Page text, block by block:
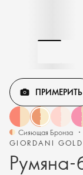
GIORDANI GOLD
ПРИМЕРИТЬ
Сияющая Бронза